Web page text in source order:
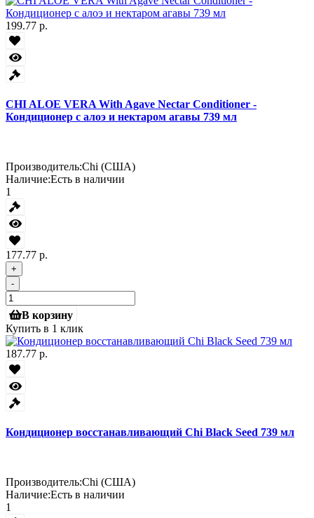
199.77 р.
CHI ALOE VERA With Agave Nectar Conditioner -
Кондиционер с алоэ и нектаром агавы 739 мл
Производитель:Chi (США)
Наличие:Есть в наличии
1
177.77 р.
+
-
В корзину
Купить в 1 клик
187.77 р.
Кондиционер восстанавливающий Chi Black Seed 739 мл
Производитель:Chi (США)
Наличие:Есть в наличии
1